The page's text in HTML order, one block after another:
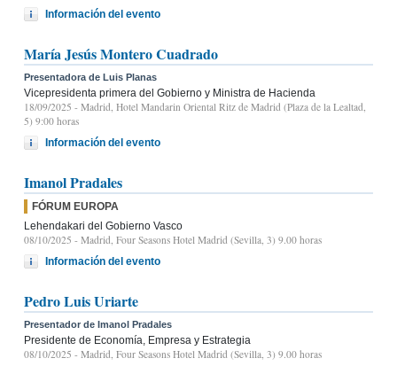
Información del evento
María Jesús Montero Cuadrado
Presentadora de Luis Planas
Vicepresidenta primera del Gobierno y Ministra de Hacienda
18/09/2025 - Madrid, Hotel Mandarin Oriental Ritz de Madrid (Plaza de la Lealtad,
5) 9:00 horas
Información del evento
Imanol Pradales
FÓRUM EUROPA
Lehendakari del Gobierno Vasco
08/10/2025 - Madrid, Four Seasons Hotel Madrid (Sevilla, 3) 9.00 horas
Información del evento
Pedro Luis Uriarte
Presentador de Imanol Pradales
Presidente de Economía, Empresa y Estrategia
08/10/2025 - Madrid, Four Seasons Hotel Madrid (Sevilla, 3) 9.00 horas